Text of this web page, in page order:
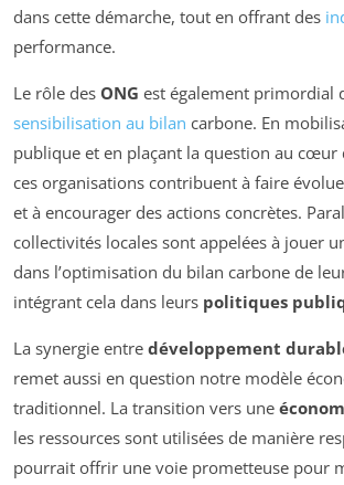
dans cette démarche, tout en offrant des
performance.
Le rôle des ONG est également primordial
sensibilisation au bilan carbone. En
publique et en plaçant la question au cœur
ces organisations contribuent à faire
et à encourager des actions concrètes.
collectivités locales sont appelées à jouer
dans l’optimisation du bilan carbone de
intégrant cela dans leurs politiques
La synergie entre développement
remet aussi en question notre modèle
traditionnel. La transition vers une
les ressources sont utilisées de manière
pourrait offrir une voie prometteuse pour